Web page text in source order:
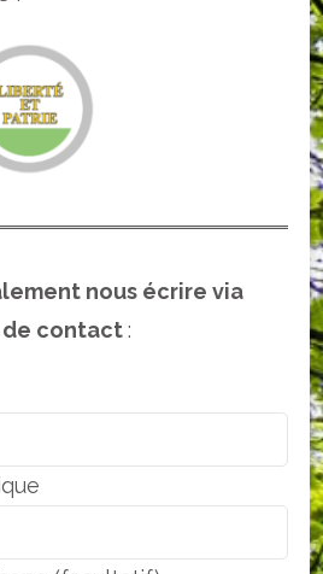
nous écrire via
contact: